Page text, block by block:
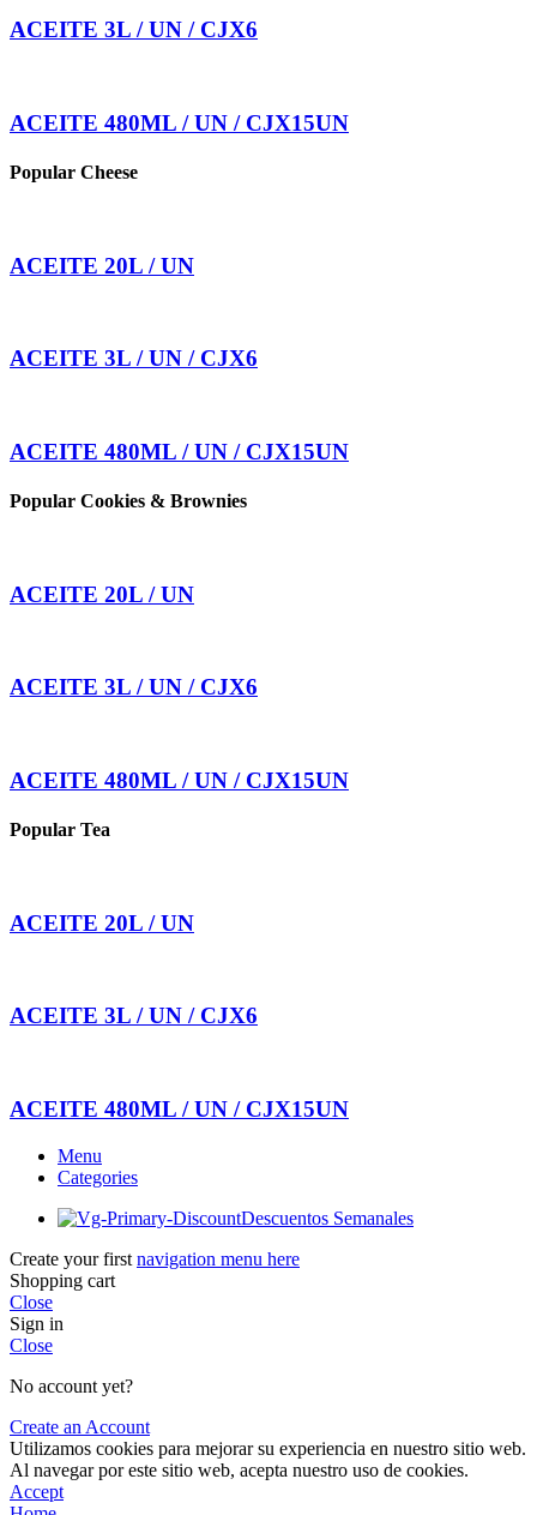
ACEITE 3L / UN / CJX6
ACEITE 480ML / UN / CJX15UN
Popular Cheese
ACEITE 20L / UN
ACEITE 3L / UN / CJX6
ACEITE 480ML / UN / CJX15UN
Popular Cookies & Brownies
ACEITE 20L / UN
ACEITE 3L / UN / CJX6
ACEITE 480ML / UN / CJX15UN
Popular Tea
ACEITE 20L / UN
ACEITE 3L / UN / CJX6
ACEITE 480ML / UN / CJX15UN
Menu
Categories
Descuentos Semanales
Create your first navigation menu here
Shopping cart
Close
Sign in
Close
No account yet?
Create an Account
Utilizamos cookies para mejorar su experiencia en nuestro sitio web.
Al navegar por este sitio web, acepta nuestro uso de cookies.
Accept